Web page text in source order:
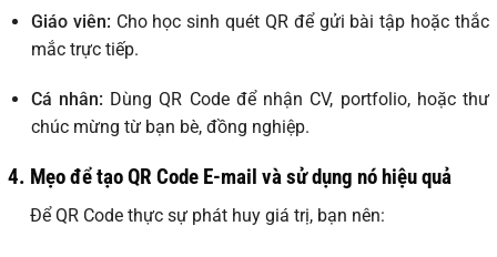
Giáo viên: Cho học sinh quét QR để gửi bài tập hoặc thắc
mắc trực tiếp.
Cá nhân: Dùng QR Code để nhận CV, portfolio, hoặc thư
chúc mừng từ bạn bè, đồng nghiệp.
4. Mẹo để tạo QR Code E-mail và sử dụng nó hiệu quả
Để QR Code thực sự phát huy giá trị, bạn nên: